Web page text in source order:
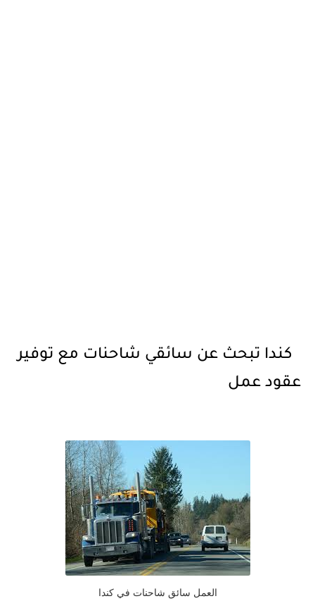
كندا تبحث عن سائقي شاحنات مع توفير
عقود عمل
العمل سائق شاحنات في كندا